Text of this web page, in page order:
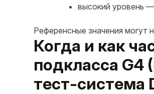
высокий уровень
Референсные значения могут
Когда и как
подкласса G4
тест-система